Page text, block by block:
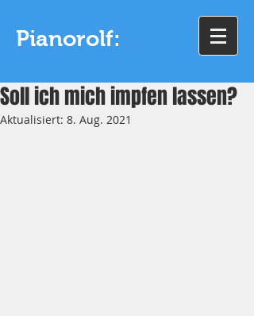
Pianorolf:
Soll ich mich impfen lassen?
Aktualisiert: 8. Aug. 2021